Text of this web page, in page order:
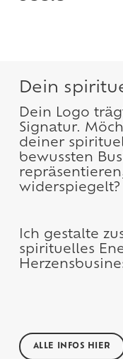
Dein
Dein Logo
Signatur.
deiner
bewussten
widerspiegelt?
Ich gestalte
spirituelles
ALLE INFOS HIER